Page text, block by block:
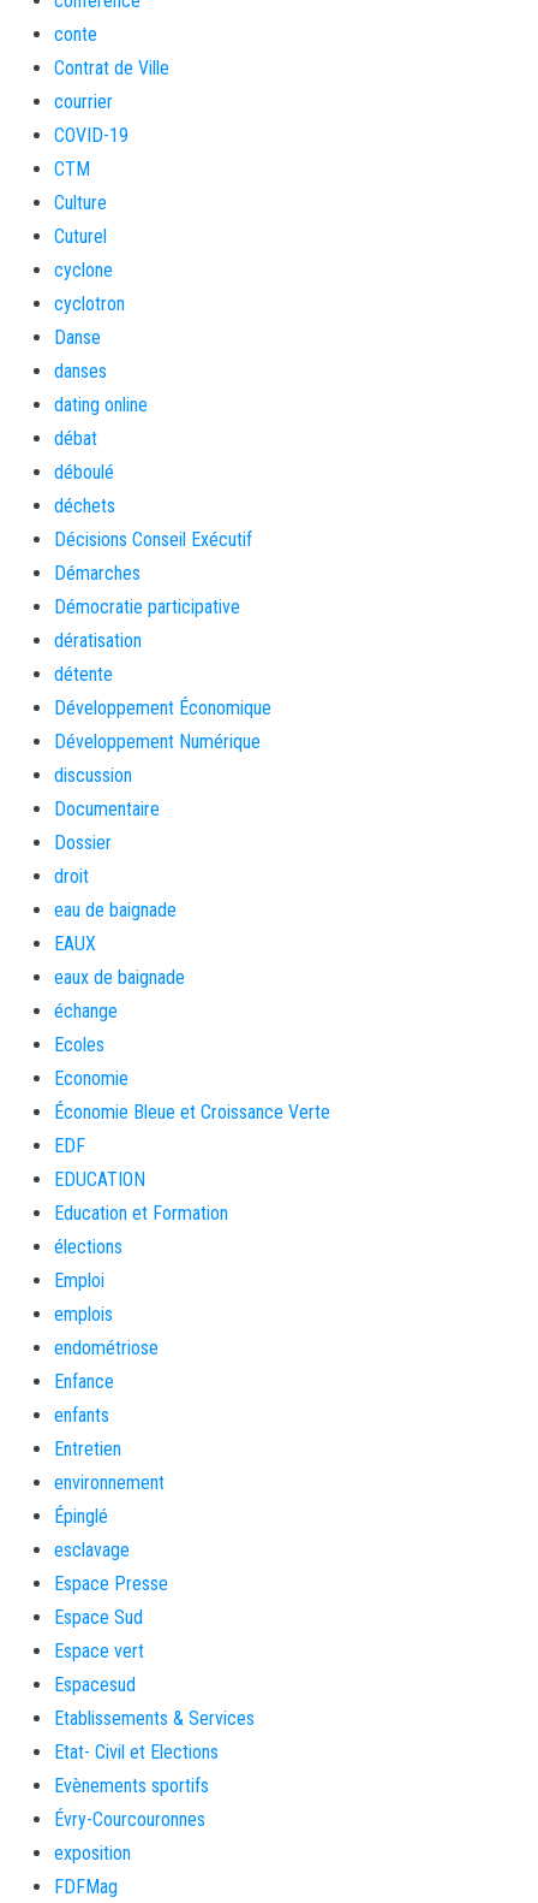
conte
Contrat de Ville
courrier
COVID-19
CTM
Culture
Cuturel
cyclone
cyclotron
Danse
danses
dating online
débat
déboulé
déchets
Décisions Conseil Exécutif
Démarches
Démocratie participative
dératisation
détente
Développement Économique
Développement Numérique
discussion
Documentaire
Dossier
droit
eau de baignade
EAUX
eaux de baignade
échange
Ecoles
Economie
Économie Bleue et Croissance Verte
EDF
EDUCATION
Education et Formation
élections
Emploi
emplois
endométriose
Enfance
enfants
Entretien
environnement
Épinglé
esclavage
Espace Presse
Espace Sud
Espace vert
Espacesud
Etablissements & Services
Etat- Civil et Elections
Evènements sportifs
Évry-Courcouronnes
exposition
FDFMag